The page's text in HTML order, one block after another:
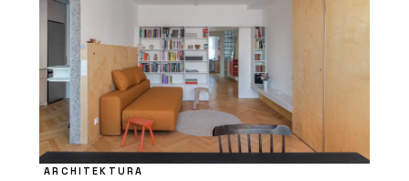
ARCHITEKTURA